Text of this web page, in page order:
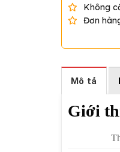
Không
Đơn
Mô tả
Giới